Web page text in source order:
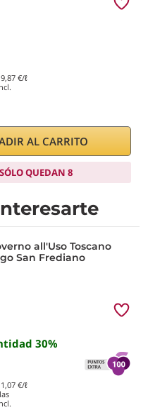
€/ℓ
AL CARRITO
SÓLO QUEDAN 8
all'Uso Toscano
San Frediano
30%
€/ℓ